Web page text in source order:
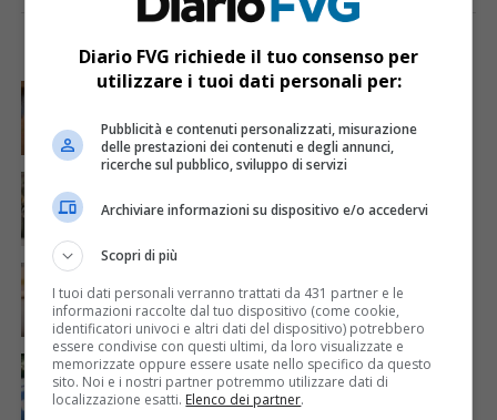
I PIÙ VISTI ULTIME NOTIZIE
CRONACA & ATTUALITÀ 7 giorni fa
dietro il lusso un traffico di droga da milioni
CRONACA & ATTUALITÀ 3 giorni fa
Acqua da usare con cautela nell’Udinese: ecco tutte
le frazioni sotto osservazione
CRONACA & ATTUALITÀ
Mattia Ranghetti muore a 29 anni dopo la
folgorazione alle Ferriere Nord di Osoppo
CRONACA & ATTUALITÀ 2 giorni fa
Arrivano 142 nuovi poliziotti in Friuli-Venezia Giulia:
61 saranno assegnati a Trieste
Diario FVG richiede il tuo consenso per
utilizzare i tuoi dati personali per:
Pubblicità e contenuti personalizzati, misurazione
delle prestazioni dei contenuti e degli annunci,
ricerche sul pubblico, sviluppo di servizi
Archiviare informazioni su dispositivo e/o accedervi
Scopri di più
I tuoi dati personali verranno trattati da 431 partner e le
informazioni raccolte dal tuo dispositivo (come cookie,
identificatori univoci e altri dati del dispositivo) potrebbero
essere condivise con questi ultimi, da loro visualizzate e
memorizzate oppure essere usate nello specifico da questo
sito. Noi e i nostri partner potremmo utilizzare dati di
localizzazione esatti. Elenco dei partner.